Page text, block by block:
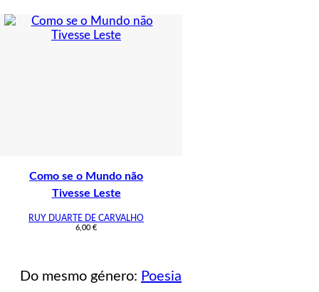
Como se o Mundo não
Tivesse Leste
RUY DUARTE DE CARVALHO
6,00 €
Do mesmo género: Poesia